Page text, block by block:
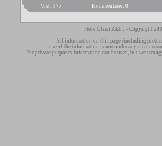
Vist: 577
Kommentarer: 0
Hole Olsen Aktiv - Copyright
All information on this page (including
use of the information is not under any
For private purposes information can be used, but we